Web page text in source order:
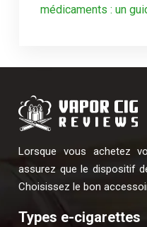
médicaments : un
Lorsque vous achetez
assurez que le dispositif
Choisissez le bon
Types e-cigarettes